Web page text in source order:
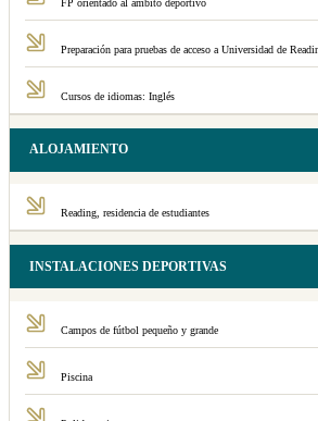
FP orientado al ámbito deportivo
Preparación para pruebas de acceso a Universidad de
Cursos de idiomas: Inglés
ALOJAMIENTO
Reading, residencia de estudiantes
INSTALACIONES DEPORTIVAS
Campos de fútbol pequeño y grande
Piscina